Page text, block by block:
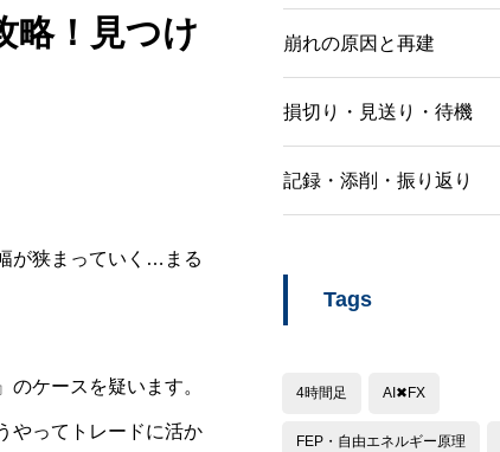
略！見つけ
が狭まっていく…まる
ケースを疑います。
やってトレードに活か
崩れの原因と再建
損切り・見送り・待機
記録・添削・振り返り
Tags
4時間足 AI✖︎FX
FEP・自由エネルギー原理